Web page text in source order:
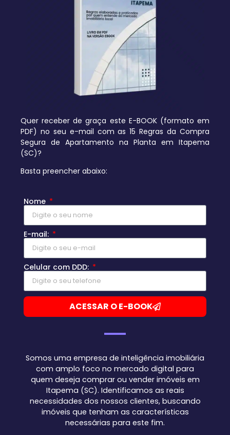
Quer receber de graça este E-BOOK (formato em
PDF) no seu e-mail com as 15 Regras da Compra
Segura de Apartamento na Planta em Itapema
(SC)?
Basta preencher abaixo:
Nome
E-mail:
Celular com DDD:
ACESSAR O E-BOOK
Somos uma empresa de inteligência imobiliária
com amplo foco no mercado digital para
quem deseja comprar ou vender imóveis em
Itapema (SC). Identificamos as reais
necessidades dos nossos clientes, buscando
imóveis que tenham as características
necessárias para este fim.